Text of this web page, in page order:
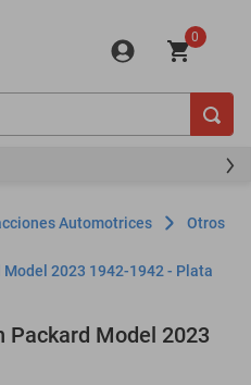
0
Automotrices Otros
2023 1942-1942 - Plata
Packard Model 2023